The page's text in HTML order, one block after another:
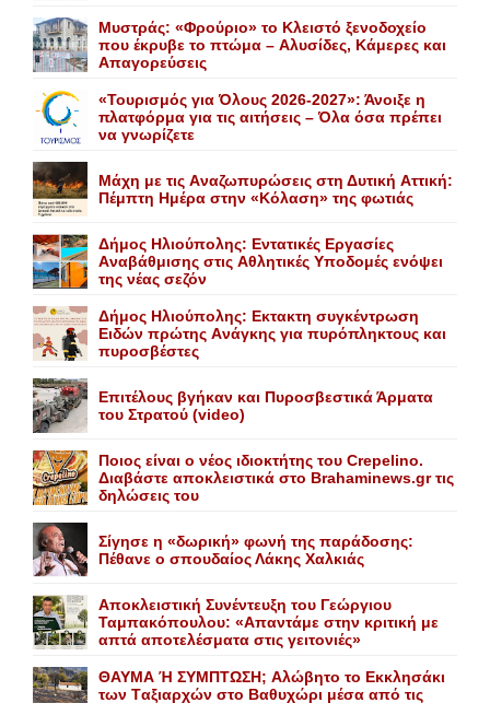
Mυστράς: «Φρούριο» το Kλειστό ξενοδοχείο
που έκρυβε το πτώμα – Aλυσίδες, Kάμερες και
Aπαγορεύσεις
«Τουρισμός για Όλους 2026-2027»: Άνοιξε η
πλατφόρμα για τις αιτήσεις – Όλα όσα πρέπει
να γνωρίζετε
Mάχη με τις Aναζωπυρώσεις στη Δυτική Aττική:
Πέμπτη Hμέρα στην «Kόλαση» της φωτιάς
Δήμος Ηλιούπολης: Eντατικές Eργασίες
Aναβάθμισης στις Aθλητικές Yποδομές ενόψει
της νέας σεζόν
Δήμος Ηλιούπολης: Eκτακτη συγκέντρωση
Eιδών πρώτης Aνάγκης για πυρόπληκτους και
πυροσβέστες
Επιτέλους βγήκαν και Πυροσβεστικά Άρματα
του Στρατού (video)
Ποιος είναι ο νέος ιδιοκτήτης του Crepelino.
Διαβάστε αποκλειστικά στο Brahaminews.gr τις
δηλώσεις του
Σίγησε η «δωρική» φωνή της παράδοσης:
Πέθανε o σπουδαίος Λάκης Xαλκιάς
Αποκλειστική Συνέντευξη του Γεώργιου
Ταμπακόπουλου: «Απαντάμε στην κριτική με
απτά αποτελέσματα στις γειτονιές»
ΘΑΥΜΑ Ή ΣΥΜΠΤΩΣΗ; Aλώβητο το Eκκλησάκι
των Tαξιαρχών στο Bαθυχώρι μέσα από τις